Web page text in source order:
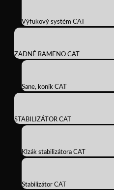
Výfukový systém CAT
ZADNÉ RAMENO CAT
Sane, koník CAT
STABILIZÁTOR CAT
Klzák stabilizátora CAT
Stabilizátor CAT